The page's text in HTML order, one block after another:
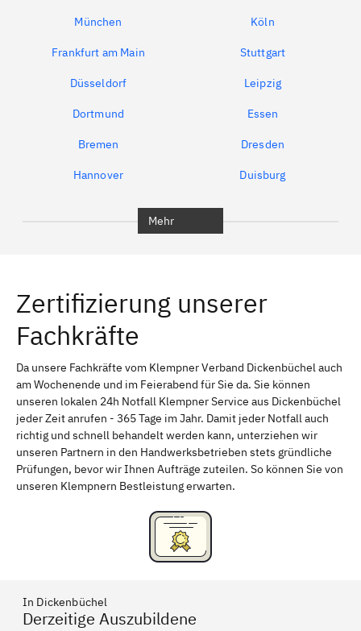
München Köln
Frankfurt am Main Stuttgart
Düsseldorf Leipzig
Dortmund Essen
Bremen Dresden
Hannover Duisburg
Erlangen Bamberg
Bayreuth
Schweinfurt Passau
Freising Rudelsdorf, Mittelfranken
Mehr
Zertifizierung unserer
Fachkräfte
Da unsere Fachkräfte vom Klempner Verband Dickenbüchel auch
am Wochenende und im Feierabend für Sie da. Sie können
unseren lokalen 24h Notfall Klempner Service aus Dickenbüchel
jeder Zeit anrufen - 365 Tage im Jahr. Damit jeder Notfall auch
richtig und schnell behandelt werden kann, unterziehen wir
unseren Partnern in den Handwerksbetrieben stets gründliche
Prüfungen, bevor wir Ihnen Aufträge zuteilen. So können Sie von
unseren Klempnern Bestleistung erwarten.
In Dickenbüchel
Derzeitige Auszubildene